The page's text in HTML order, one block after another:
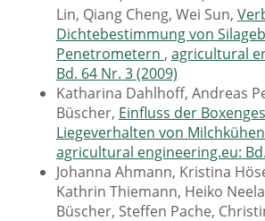
Lin, Qiang Cheng, Wei Sun,
Dichtebestimmung von
Penetrometern , agricultural
Bd. 64 Nr. 3 (2009)
Katharina Dahlhoff, Andreas
Büscher, Einfluss der
Liegeverhalten von
agricultural engineering.eu:
Johanna Ahmann, Kristina
Kathrin Thiemann, Heiko
Büscher, Steffen Pache,